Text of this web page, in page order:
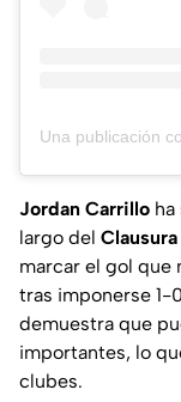
Jordan Carrillo
largo del
marcar el gol que
tras imponerse 1-
demuestra que
importantes, lo
clubes.